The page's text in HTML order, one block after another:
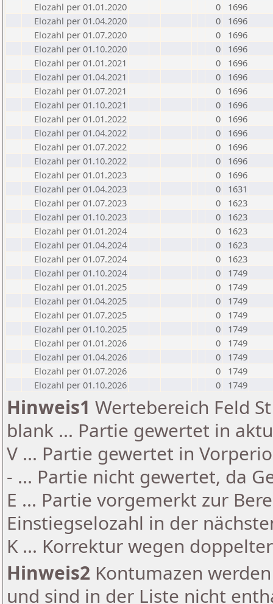
Elozahl per 01.01.2020
0
1696
Elozahl per 01.04.2020
0
1696
Elozahl per 01.07.2020
0
1696
Elozahl per 01.10.2020
0
1696
Elozahl per 01.01.2021
0
1696
Elozahl per 01.04.2021
0
1696
Elozahl per 01.07.2021
0
1696
Elozahl per 01.10.2021
0
1696
Elozahl per 01.01.2022
0
1696
Elozahl per 01.04.2022
0
1696
Elozahl per 01.07.2022
0
1696
Elozahl per 01.10.2022
0
1696
Elozahl per 01.01.2023
0
1696
Elozahl per 01.04.2023
0
1631
Elozahl per 01.07.2023
0
1623
Elozahl per 01.10.2023
0
1623
Elozahl per 01.01.2024
0
1623
Elozahl per 01.04.2024
0
1623
Elozahl per 01.07.2024
0
1623
Elozahl per 01.10.2024
0
1749
Elozahl per 01.01.2025
0
1749
Elozahl per 01.04.2025
0
1749
Elozahl per 01.07.2025
0
1749
Elozahl per 01.10.2025
0
1749
Elozahl per 01.01.2026
0
1749
Elozahl per 01.04.2026
0
1749
Elozahl per 01.07.2026
0
1749
Elozahl per 01.10.2026
0 1749
Hinweis1 Wertebereich Feld
blank ... Partie gewertet in
V ... Partie gewertet in
- ... Partie nicht gewertet, da
E ... Partie vorgemerkt zur
Einstiegselozahl in der
K ... Korrektur wegen
Hinweis2 Kontumazen
und sind in der Liste nicht